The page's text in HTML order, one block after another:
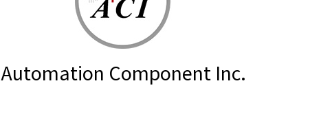
Automation Component Inc.